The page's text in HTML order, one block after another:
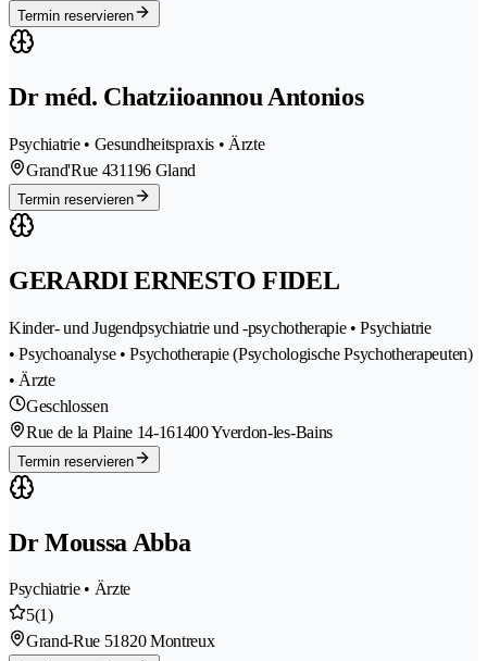
Termin reservieren
Dr méd. Chatziioannou Antonios
Psychiatrie • Gesundheitspraxis • Ärzte
Grand'Rue 431196 Gland
Termin reservieren
GERARDI ERNESTO FIDEL
Kinder- und Jugendpsychiatrie und -psychotherapie • Psychiatrie
• Psychoanalyse • Psychotherapie (Psychologische Psychotherapeuten)
• Ärzte
Geschlossen
Rue de la Plaine 14-161400 Yverdon-les-Bains
Termin reservieren
Dr Moussa Abba
Psychiatrie • Ärzte
5(1)
Grand-Rue 51820 Montreux